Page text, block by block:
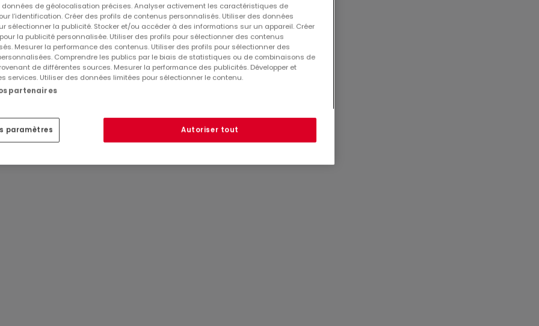
données de géolocalisation précises. Analyser activement les caractéristiques de
l’identification. Créer des profils de contenus personnalisés. Utiliser des données
sélectionner la publicité. Stocker et/ou accéder à des informations sur un appareil. Créer
la publicité personnalisée. Utiliser des profils pour sélectionner des contenus
Mesurer la performance des contenus. Utiliser des profils pour sélectionner des
Comprendre les publics par le biais de statistiques ou de combinaisons de
de différentes sources. Mesurer la performance des publicités. Développer et
services. Utiliser des données limitées pour sélectionner le contenu.
partenaires
paramètres Autoriser tout